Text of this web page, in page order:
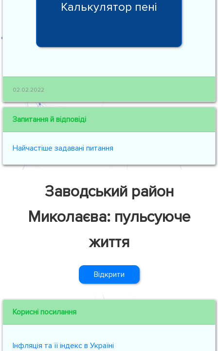
Калькулятор пені
02.02.2022
Запитання й відповіді
Найчастіше задавані питання
Заводський район
Миколаєва: пульсуюче
життя
Відкрити
Корисні посилання
Інфляція та її індекс в Україні